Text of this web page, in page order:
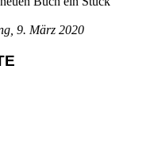
9. März 2020